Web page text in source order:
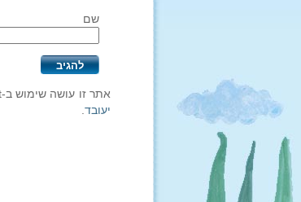
שם
אתר זו עושה שימוש ב-Akismet כדי לסנן תגובות זבל.
יעובד